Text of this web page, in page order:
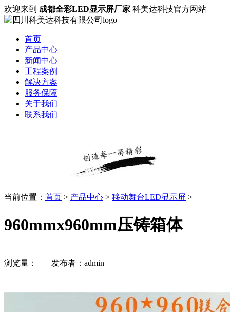
欢迎来到 成都全彩LED显示屏厂家 科美达科技官方网站
首页
产品中心
新闻中心
工程案例
解决方案
服务保障
关于我们
联系我们
当前位置： 首页 > 产品中心 > 移动舞台LED显示屏 >
960mmx960mm压铸箱体
浏览量： 发布者：admin